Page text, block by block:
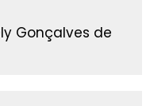
Gonçalves de